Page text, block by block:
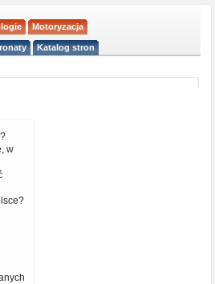
Motoryzacja
Katalog stron
w